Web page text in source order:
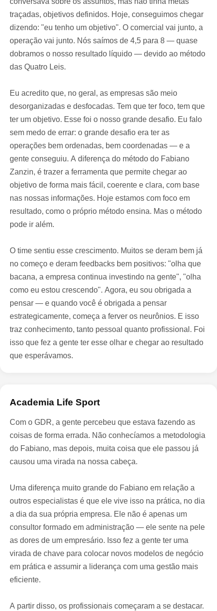
traçadas, objetivos definidos. Hoje, conseguimos chegar
dizendo: "eu tenho um objetivo". O comercial vai junto, a
operação vai junto. Nós saímos de 4,5 para 8 — quase
dobramos o nosso resultado líquido — devido ao método
das Quatro Leis.
Eu acredito que, no geral, as empresas são meio
desorganizadas e desfocadas. Tem que ter foco, tem que
ter um objetivo. Esse foi o nosso grande desafio. Eu falo
sem medo de errar: o grande desafio era ter as
operações bem ordenadas, bem coordenadas — e a
gente conseguiu. A diferença do método do Fabiano
Zanzin, é trazer a ferramenta que permite chegar ao
objetivo de forma mais fácil, coerente e clara, com base
nas nossas informações. Hoje estamos com foco em
resultado, como o próprio método ensina. Mas o método
pode ir além.
O time sentiu esse crescimento. Muitos se deram bem já
no começo e deram feedbacks bem positivos: "olha que
bacana, a empresa continua investindo na gente", "olha
como eu estou crescendo". Agora, eu sou obrigada a
pensar — e quando você é obrigada a pensar
estrategicamente, começa a ferver os neurônios. E isso
traz conhecimento, tanto pessoal quanto profissional. Foi
isso que fez a gente ter esse olhar e chegar ao resultado
que esperávamos.
Academia Life Sport
Com o GDR, a gente percebeu que estava fazendo as
coisas de forma errada. Não conhecíamos a metodologia
do Fabiano, mas depois, muita coisa que ele passou já
causou uma virada na nossa cabeça.
Uma diferença muito grande do Fabiano em relação a
outros especialistas é que ele vive isso na prática, no dia
a dia da sua própria empresa. Ele não é apenas um
consultor formado em administração — ele sente na pele
as dores de um empresário. Isso fez a gente ter uma
virada de chave para colocar novos modelos de negócio
em prática e assumir a liderança com uma gestão mais
eficiente.
A partir disso, os profissionais começaram a se destacar.